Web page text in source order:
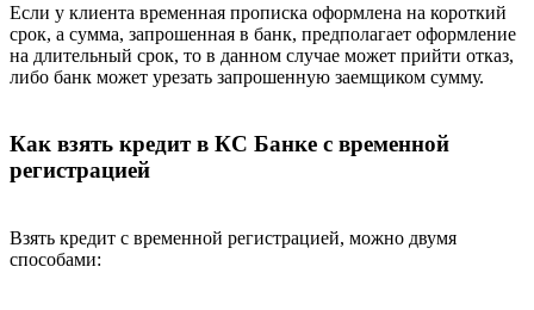
Если у клиента временная прописка оформлена на короткий
срок, а сумма, запрошенная в банк, предполагает оформление
на длительный срок, то в данном случае может прийти отказ,
либо банк может урезать запрошенную заемщиком сумму.
Как взять кредит в КС Банке с временной
регистрацией
Взять кредит с временной регистрацией, можно двумя
способами: